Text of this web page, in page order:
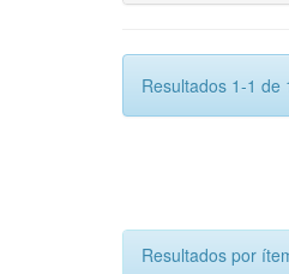
Resultados 1-1 de
Resultados por